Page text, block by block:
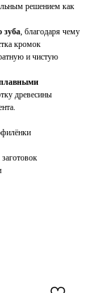
решением как
зуба , благодаря чему
кромок
и чистую
древесины